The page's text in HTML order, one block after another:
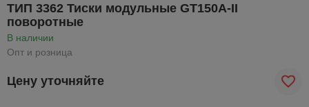
ТИП 3362 Тиски модульные GT150A-II
поворотные
В наличии
Опт и розница
Цену уточняйте